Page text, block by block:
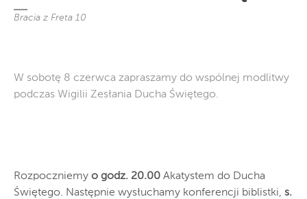
Bracia z Freta 10
W sobotę 8 czerwca zapraszamy do wspólnej modlitwy
podczas Wigilii Zesłania Ducha Świętego.
Rozpoczniemy o godz. 20.00 Akatystem do Ducha
Świętego. Następnie wysłuchamy konferencji biblistki, s.